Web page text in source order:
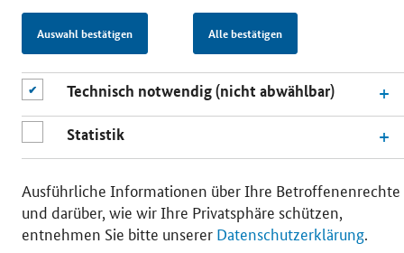
Impressum
Barrierefreiheit
Datenschutz
Auswahl bestätigen Alle bestätigen
Technisch notwendig (nicht abwählbar)
Statistik
Ausführliche Informationen über Ihre Betroffenenrechte
und darüber, wie wir Ihre Privatsphäre schützen,
entnehmen Sie bitte unserer Datenschutzerklärung.